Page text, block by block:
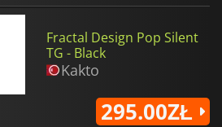
Fractal Design Pop Silent
TG - Black
Kakto
295.00ZŁ